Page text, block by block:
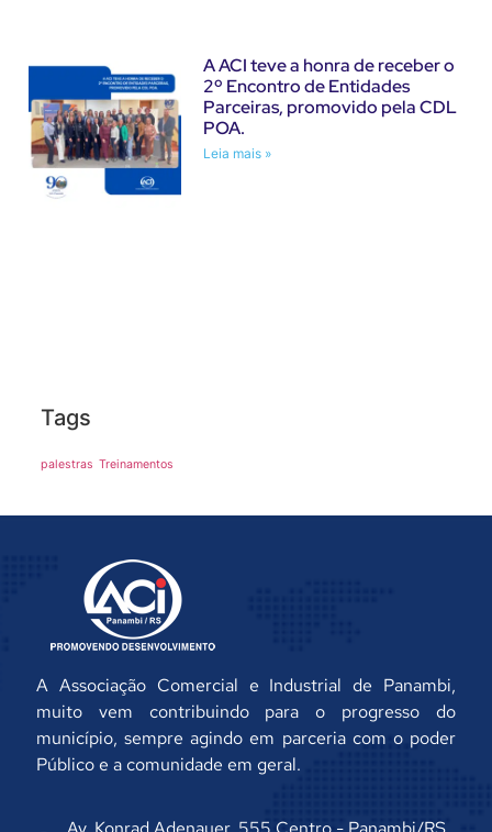
A ACI teve a honra de receber o
2º Encontro de Entidades
Parceiras, promovido pela CDL
POA.
Leia mais »
Tags
palestras Treinamentos
A Associação Comercial e Industrial de Panambi,
muito vem contribuindo para o progresso do
município, sempre agindo em parceria com o poder
Público e a comunidade em geral.